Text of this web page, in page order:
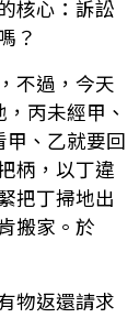
核心：訴訟
？
不過，今天
丙未經甲、
甲、乙就要回
柄，以丁違
把丁掃地出
搬家。於
物返還請求